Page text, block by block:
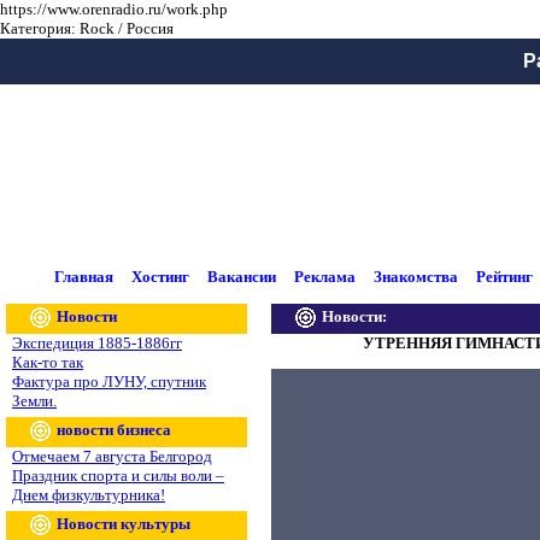
https://www.orenradio.ru/work.php
Категория: Rock / Россия
Главная Хостинг Вакансии Реклама Знакомства Рейтинг
Новости
Экспедиция 1885-1886гг
Как-то так
Фактура про ЛУНУ, спутник
Земли.
новости бизнеса
Отмечаем 7 августа Белгород
Праздник спорта и силы воли –
Днем физкультурника!
Новости культуры
Новости:
УТРЕННЯЯ